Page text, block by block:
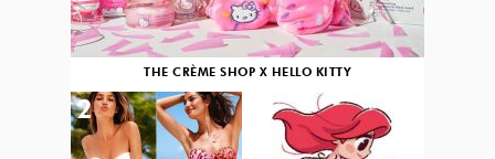
THE CRÈME SHOP X HELLO KITTY
2 3